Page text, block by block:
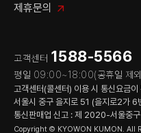
고객센터 1588-5566
평일 09:00~18:00(공휴일 제
고객센터(콜센터) 이용 시 통신요금이
제휴문의
서울시 중구 을지로 51 (을지로2가 6
통신판매업 신고 : 제 2020-서울중
Copyright © KYOWON KUMON. All